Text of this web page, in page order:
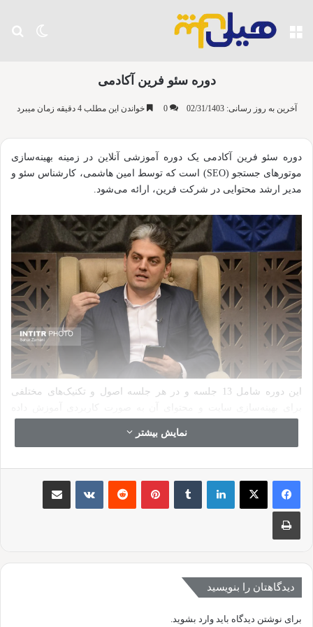
تغییر منو
دوره سئو فرین آکادمی
آخرین به روز رسانی: 02/31/1403 0 خواندن این مطلب 4 دقیقه زمان میبرد
دوره سئو فرین آکادمی یک دوره آموزشی آنلاین در زمینه بهینه‌سازی
موتورهای جستجو (SEO) است که توسط امین هاشمی، کارشناس سئو و
مدیر ارشد محتوایی در شرکت فرین، ارائه می‌شود.
این دوره شامل 13 جلسه و در هر جلسه اصول و تکنیک‌های مختلفی
بهینه‌سازی برای موبایل، روش‌های رتبه‌بندی در گوگل، بهینه‌سازی تصاویر
با شرکت در دوره سئو فرین آکادمی، می‌توانید به صورت جامع و
عملی مهارت‌های لازم برای بهینه‌سازی سایت خود یا سایت‌های مشتریان
خود را کسب کنید. همچنین، با این دوره می‌توانید به عنوان یک کارشناس
سئو حرفه‌ای شروع به کار کنید و درآمد خود را افزایش دهید.
نمایش بیشتر
لینکدین ‫تامبلر ‫پین‌ترست‫رددیت ‫VKontakteاشتراک گذاری از طریق ایمیل
چاپ
دیدگاهتان را بنویسید
برای نوشتن دیدگاه باید وارد بشوید.